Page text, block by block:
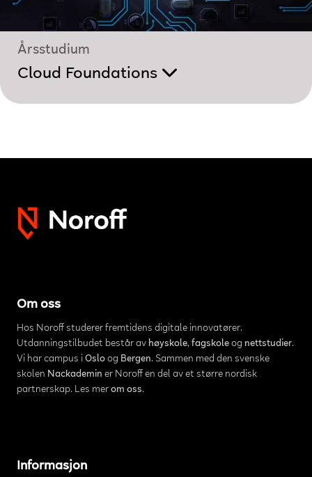
Årsstudium
Cloud Foundations
Om oss
Hos Noroff studerer fremtidens digitale innovatører.
Utdanningstilbudet består av høyskole, fagskoleog nettstudier.
Vi har campus i Osloog Bergen. Sammen med den svenske
skolen Nackademin er Noroff en del av et større nordisk
partnerskap. Les mer om oss.
Informasjon